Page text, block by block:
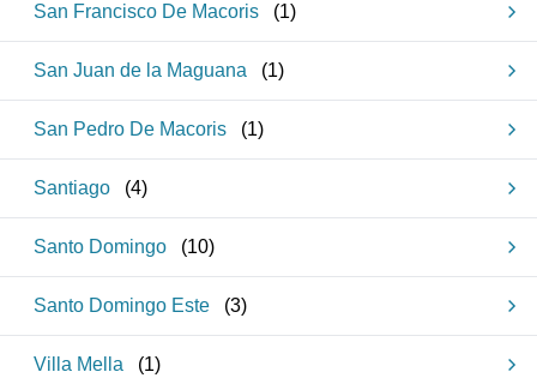
San Francisco De Macoris (1)
San Juan de la Maguana (1)
San Pedro De Macoris (1)
Santiago (4)
Santo Domingo (10)
Santo Domingo Este (3)
Villa Mella (1)